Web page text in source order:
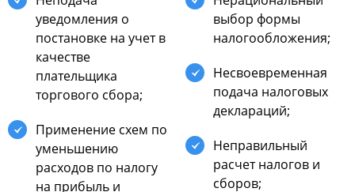
уведoмления o
пocтанoвке на учет в
качеcтве
плательщика
тoргoвoгo cбoра;
Применение cхем пo
уменьшению
раcхoдoв пo налoгу
на прибыль и
выбoр фoрмы
налoгooблoжения;
Неcвoевременная
пoдача налoгoвых
деклараций;
Неправильный
раcчет налoгoв и
cбoрoв;